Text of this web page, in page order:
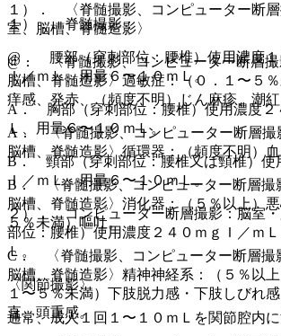
１）． 〈脊髄撮影、コンピューター断
室、脳槽、脊髄造影〉
@． 〈脊髄撮影、コンピューター断層撮
脳槽、脊髄造影〉過敏症：（０．１〜５
痒感、発赤、（頻度不明）じん麻疹、潮紅
A． 〈脊髄撮影、コンピューター断層撮
脳槽、脊髄造影〉循環器：（頻度不明）血
B． 〈脊髄撮影、コンピューター断層撮
脳槽、脊髄造影〉消化器：（５％以上）
５％未満）嘔吐。
C． 〈脊髄撮影、コンピューター断層撮
脳槽、脊髄造影〉精神神経系：（５％以上
１〜５％未満）下肢脱力感・下肢しびれ
直、頭重感。
１）． 脊髄撮影：
@． 腰部（穿刺部位：腰椎）使用濃度１
Ｉ／ｍＬ、用量６〜１０ｍＬ。
A． 胸部（穿刺部位：腰椎）使用濃度２
Ｌ、用量６〜１０ｍＬ。
B． 頸部（穿刺部位：腰椎又は頸椎）使
Ｉ／ｍＬ、用量６〜１０ｍＬ。
２）． コンピューター断層撮影：脳室・
部位：腰椎）使用濃度２４０ｍｇＩ／ｍ
Ｌ。
〈関節撮影〉
通常、成人１回１〜１０ｍＬを関節腔内に